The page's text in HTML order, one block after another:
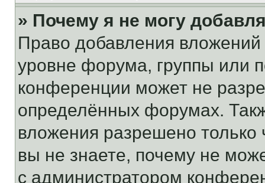
» Почему я не могу
Право добавления
уровне форума, группы или
конференции может не
определённых форумах.
вложения разрешено
вы не знаете, почему не
с администратором